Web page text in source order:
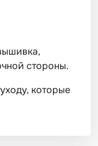
стороны.
которые